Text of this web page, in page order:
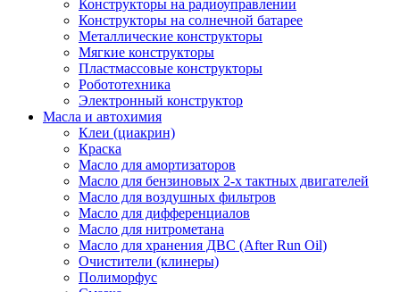
Конструкторы на радиоуправлении
Конструкторы на солнечной батарее
Металлические конструкторы
Мягкие конструкторы
Пластмассовые конструкторы
Робототехника
Электронный конструктор
Масла и автохимия
Клеи (циакрин)
Краска
Масло для амортизаторов
Масло для бензиновых 2-х тактных двигателей
Масло для воздушных фильтров
Масло для дифференциалов
Масло для нитрометана
Масло для хранения ДВС (After Run Oil)
Очистители (клинеры)
Полиморфус